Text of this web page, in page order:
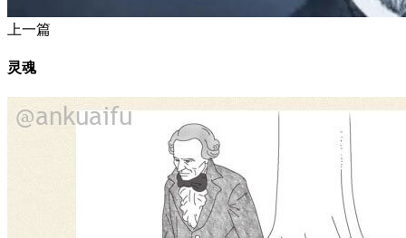
上一篇
灵魂